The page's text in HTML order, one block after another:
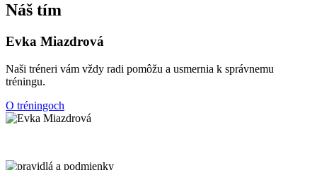
Náš tím
Evka Miazdrová
Naši tréneri vám vždy radi pomôžu a usmernia k správnemu
tréningu.
O tréningoch